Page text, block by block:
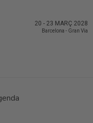
20 - 23 MARÇ 2028
Barcelona - Gran Via